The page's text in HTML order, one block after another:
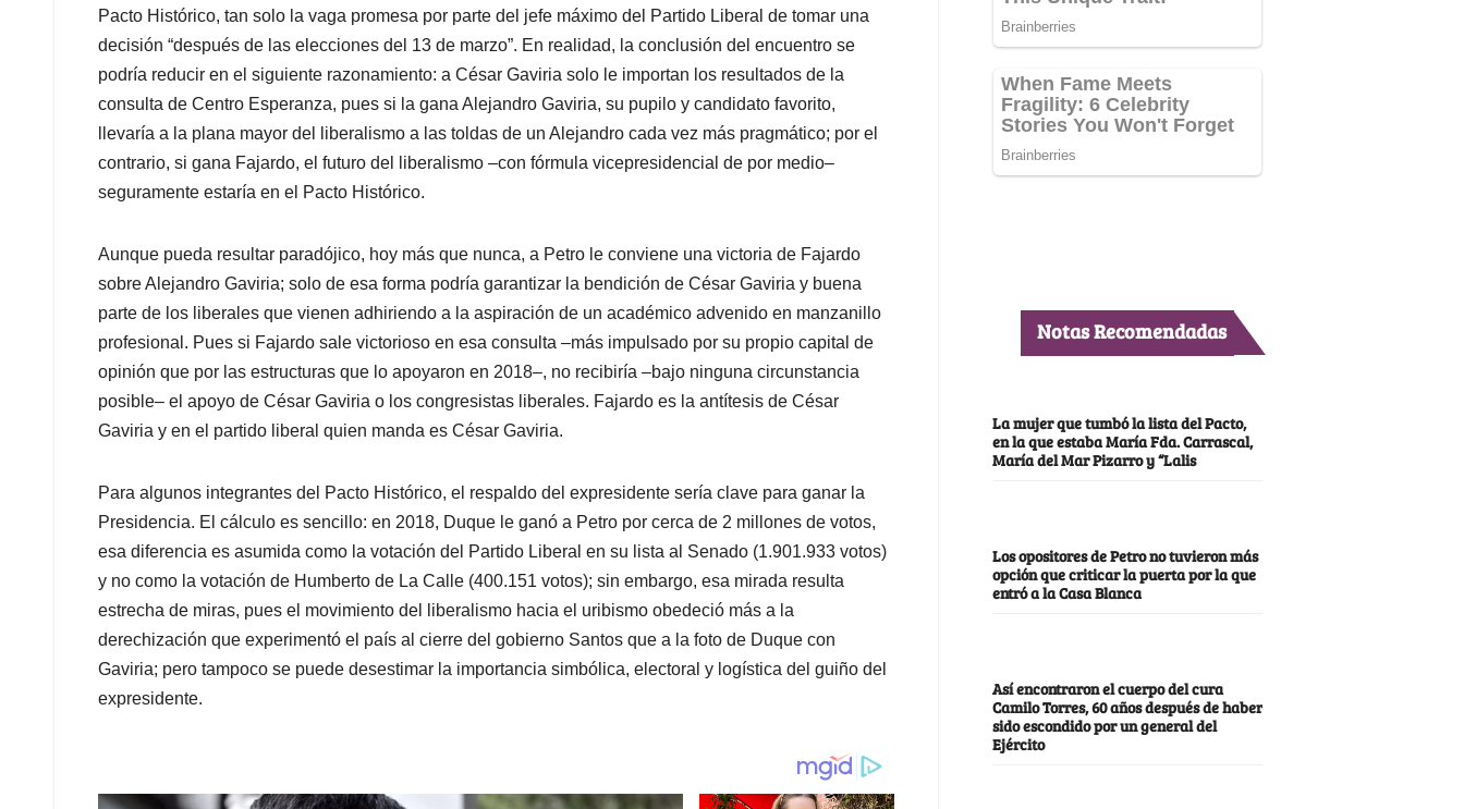
p
p
o
k
I
n
s
Pacto Histórico, tan solo la vaga promesa por parte del jefe máximo del Partido Liberal de tomar una
decisión “después de las elecciones del 13 de marzo”. En realidad, la conclusión del encuentro se
podría reducir en el siguiente razonamiento: a César Gaviria solo le importan los resultados de la
consulta de Centro Esperanza, pues si la gana Alejandro Gaviria, su pupilo y candidato favorito,
llevaría a la plana mayor del liberalismo a las toldas de un Alejandro cada vez más pragmático; por el
contrario, si gana Fajardo, el futuro del liberalismo –con fórmula vicepresidencial de por medio–
seguramente estaría en el Pacto Histórico.
Aunque pueda resultar paradójico, hoy más que nunca, a Petro le conviene una victoria de Fajardo
sobre Alejandro Gaviria; solo de esa forma podría garantizar la bendición de César Gaviria y buena
parte de los liberales que vienen adhiriendo a la aspiración de un académico advenido en manzanillo
profesional. Pues si Fajardo sale victorioso en esa consulta –más impulsado por su propio capital de
opinión que por las estructuras que lo apoyaron en 2018–, no recibiría –bajo ninguna circunstancia
posible– el apoyo de César Gaviria o los congresistas liberales. Fajardo es la antítesis de César
Gaviria y en el partido liberal quien manda es César Gaviria.
Para algunos integrantes del Pacto Histórico, el respaldo del expresidente sería clave para ganar la
Presidencia. El cálculo es sencillo: en 2018, Duque le ganó a Petro por cerca de 2 millones de votos,
esa diferencia es asumida como la votación del Partido Liberal en su lista al Senado (1.901.933 votos)
y no como la votación de Humberto de La Calle (400.151 votos); sin embargo, esa mirada resulta
estrecha de miras, pues el movimiento del liberalismo hacia el uribismo obedeció más a la
derechización que experimentó el país al cierre del gobierno Santos que a la foto de Duque con
Gaviria; pero tampoco se puede desestimar la importancia simbólica, electoral y logística del guiño del
expresidente.
Notas Recomendadas
La mujer que tumbó la lista del Pacto,
en la que estaba María Fda. Carrascal,
María del Mar Pizarro y “Lalis
Los opositores de Petro no tuvieron más
opción que criticar la puerta por la que
entró a la Casa Blanca
Así encontraron el cuerpo del cura
Camilo Torres, 60 años después de haber
sido escondido por un general del
Ejército